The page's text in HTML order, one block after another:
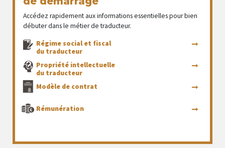
Accédez rapidement aux informations essentielles pour bien
débuter dans le métier de traducteur.
Régime social et fiscal
du traducteur
Propriété intellectuelle
du traducteur
Modèle de contrat
Rémunération